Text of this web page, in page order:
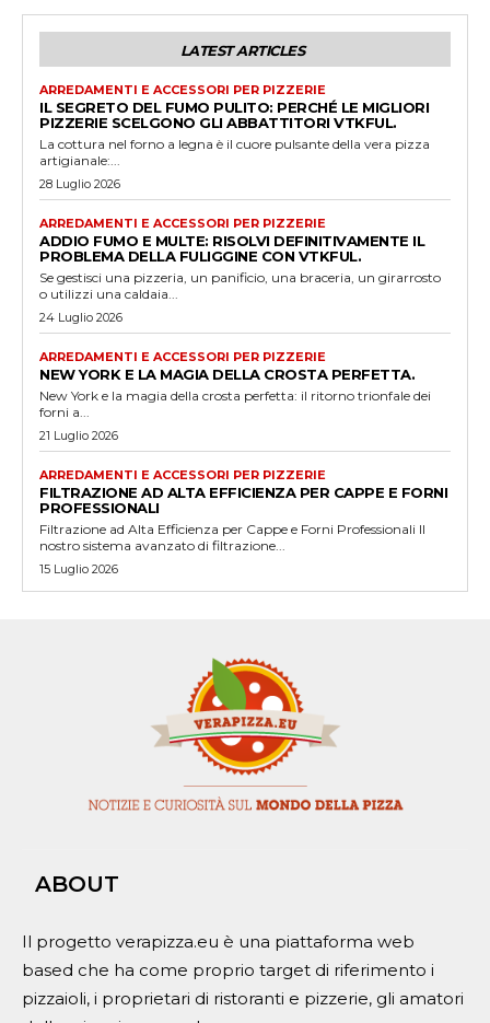
LATEST ARTICLES
ARREDAMENTI E ACCESSORI PER PIZZERIE
IL SEGRETO DEL FUMO PULITO: PERCHÉ LE MIGLIORI
PIZZERIE SCELGONO GLI ABBATTITORI VTKFUL.
La cottura nel forno a legna è il cuore pulsante della vera pizza
artigianale:...
28 Luglio 2026
ARREDAMENTI E ACCESSORI PER PIZZERIE
ADDIO FUMO E MULTE: RISOLVI DEFINITIVAMENTE IL
PROBLEMA DELLA FULIGGINE CON VTKFUL.
Se gestisci una pizzeria, un panificio, una braceria, un girarrosto
o utilizzi una caldaia...
24 Luglio 2026
ARREDAMENTI E ACCESSORI PER PIZZERIE
NEW YORK E LA MAGIA DELLA CROSTA PERFETTA.
New York e la magia della crosta perfetta: il ritorno trionfale dei
forni a...
21 Luglio 2026
ARREDAMENTI E ACCESSORI PER PIZZERIE
FILTRAZIONE AD ALTA EFFICIENZA PER CAPPE E FORNI
PROFESSIONALI
Filtrazione ad Alta Efficienza per Cappe e Forni Professionali Il
nostro sistema avanzato di filtrazione...
15 Luglio 2026
ABOUT
Il progetto verapizza.eu è una piattaforma web
based che ha come proprio target di riferimento i
pizzaioli, i proprietari di ristoranti e pizzerie, gli amatori